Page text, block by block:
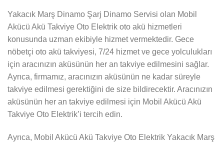
Yakacık Marş Dinamo Şarj Dinamo Servisi olan Mobil
Akücü Akü Takviye Oto Elektrik oto akü hizmetleri
konusunda uzman ekibiyle hizmet vermektedir. Gece
nöbetçi oto akü takviyesi, 7/24 hizmet ve gece yolculukları
için aracınızın aküsünün her an takviye edilmesini sağlar.
Ayrıca, firmamız, aracınızın aküsünün ne kadar süreyle
takviye edilmesi gerektiğini de size bildirecektir. Aracınızın
aküsünün her an takviye edilmesi için Mobil Akücü Akü
Takviye Oto Elektrik’i tercih edin.
Ayrıca, Mobil Akücü Akü Takviye Oto Elektrik Yakacık Marş